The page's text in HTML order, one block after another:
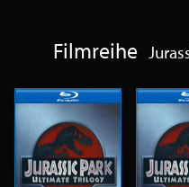
Filmreihe